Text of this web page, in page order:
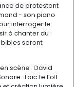
de protestant
- son piano
interroger le
à chanter du
seront
scène : David
: Loïc Le Foll